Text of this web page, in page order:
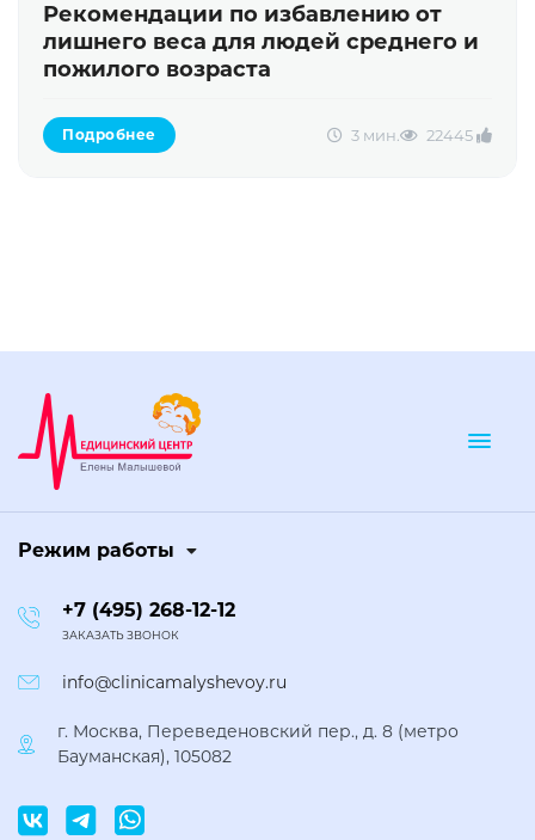
Рекомендации по избавлению от
лишнего веса для людей среднего и
пожилого возраста
Подробнее 3 мин. 22445
Режим работы
+7 (495) 268-12-12
ЗАКАЗАТЬ ЗВОНОК
info@clinicamalyshevoy.ru
г. Москва, Переведеновский пер., д. 8 (метро
Бауманская), 105082